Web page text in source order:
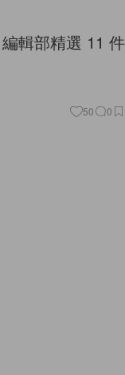
輯部精選 11 件
50 0